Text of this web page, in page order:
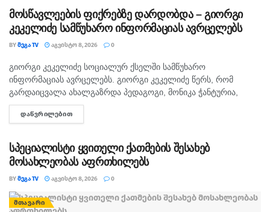
სამეთვალყურეო...
მოსწავლეების ფიქრებზე დარდობდა – გიორგი
კეკელიძე სამწუხარო ინფორმაციას ავრცელებს
BYᲛᲔᲒᲐ TV ᲐᲒᲕᲘᲡᲢᲝ 8, 2026 0
ᲛᲗᲐᲕᲐᲠᲘ
გიორგი კეკელიძე სოციალურ ქსელში სამწუხარო
ინფორმაციას ავრცელებს. გიორგი კეკელიძე წერს, რომ
გარდაიცვალა ახალგაზრდა პედაგოგი, მონიკა ჭანტურია,
რომელიც თავისი მოსწავლეების მიმართ განსაკუთრებული
სიყვარულით გამოირჩეოდა. „არასდროს მგონებია, რომ აქ,
ᲓᲐᲬᲕᲠᲘᲚᲔᲑᲘᲗ
სპეციალისტი ყვითელი ქათმების შესახებ
მოსახლეობას აფრთხილებს
BYᲛᲔᲒᲐ TV ᲐᲒᲕᲘᲡᲢᲝ 8, 2026 0
ᲛᲗᲐᲕᲐᲠᲘ